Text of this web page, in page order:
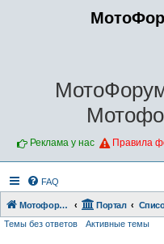
Реклама у нас Правила
FAQ
Мотофорум.RU Портал
Темы без ответов Активные темы